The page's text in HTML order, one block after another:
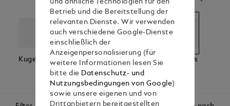
Kugelschreiber
Fuellfederhalt
Er
Rollerball Pens
und ähnliche Technologien für den
Betrieb und die Bereitstellung der
relevanten Dienste. Wir verwenden
auch verschiedene Google-Dienste
einschließlich der
Anzeigenpersonalisierung (für
weitere Informationen lesen Sie
bitte die Datenschutz- und
Nutzungsbedingungen von Google)
sowie unsere eigenen und von
Drittanbietern bereitgestellten